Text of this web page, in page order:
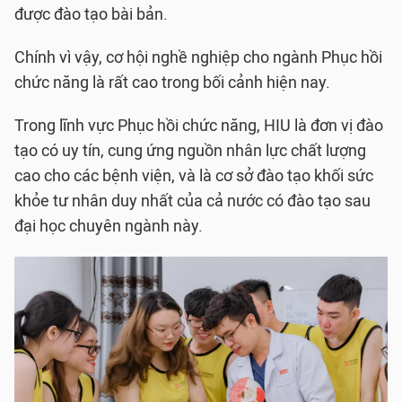
được đào tạo bài bản.
Chính vì vậy, cơ hội nghề nghiệp cho ngành Phục hồi
chức năng là rất cao trong bối cảnh hiện nay.
Trong lĩnh vực Phục hồi chức năng, HIU là đơn vị đào
tạo có uy tín, cung ứng nguồn nhân lực chất lượng
cao cho các bệnh viện, và là cơ sở đào tạo khối sức
khỏe tư nhân duy nhất của cả nước có đào tạo sau
đại học chuyên ngành này.